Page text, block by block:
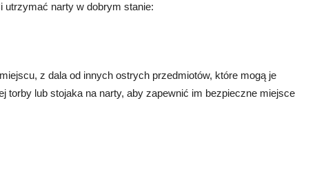
utrzymać narty w dobrym stanie:
z dala od innych ostrych przedmiotów, które mogą je
torby lub stojaka na narty, aby zapewnić im bezpieczne miejsce